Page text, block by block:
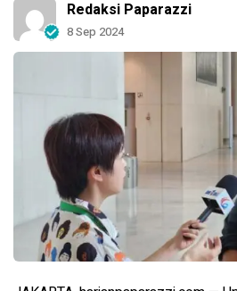
Redaksi Paparazzi
8 Sep 2024